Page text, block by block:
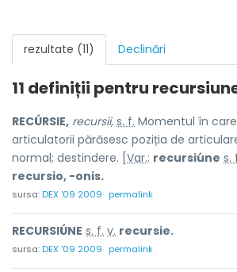
rezultate (11) Declinări
11 definiții pentru
RECÚRSIE, recursii, s. f. Momentul în
articulatorii părăsesc poziția de
normal; destindere. [ Var.: recursiúne s.
recursio, -onis.
sursa:DEX '09 2009 permalink
RECURSIÚNE s. f. v. recursie.
sursa:DEX '09 2009 permalink